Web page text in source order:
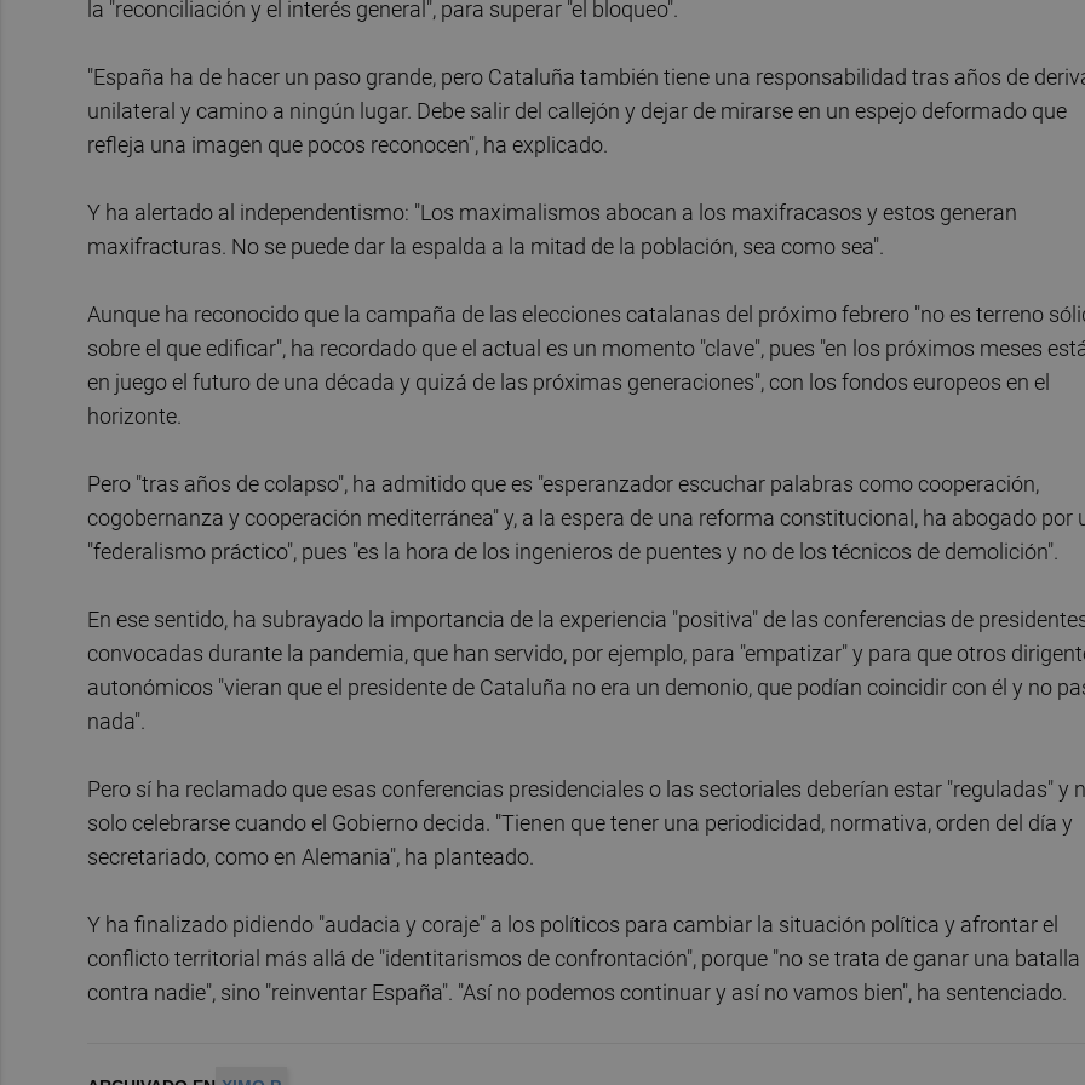
la "reconciliación y el interés general", para superar "el bloqueo".
"España ha de hacer un paso grande, pero Cataluña también tiene una responsabilidad tras años de
unilateral y camino a ningún lugar. Debe salir del callejón y dejar de mirarse en un espejo deformado que
refleja una imagen que pocos reconocen", ha explicado.
Y ha alertado al independentismo: "Los maximalismos abocan a los maxifracasos y estos generan
maxifracturas. No se puede dar la espalda a la mitad de la población, sea como sea".
Aunque ha reconocido que la campaña de las elecciones catalanas del próximo febrero "no es terreno
sobre el que edificar", ha recordado que el actual es un momento "clave", pues "en los próximos meses
en juego el futuro de una década y quizá de las próximas generaciones", con los fondos europeos en el
horizonte.
Pero "tras años de colapso", ha admitido que es "esperanzador escuchar palabras como cooperación,
cogobernanza y cooperación mediterránea" y, a la espera de una reforma constitucional, ha abogado por
"federalismo práctico", pues "es la hora de los ingenieros de puentes y no de los técnicos de demolición".
En ese sentido, ha subrayado la importancia de la experiencia "positiva" de las conferencias de
convocadas durante la pandemia, que han servido, por ejemplo, para "empatizar" y para que otros
autonómicos "vieran que el presidente de Cataluña no era un demonio, que podían coincidir con él y no
nada".
Pero sí ha reclamado que esas conferencias presidenciales o las sectoriales deberían estar "reguladas" y
solo celebrarse cuando el Gobierno decida. "Tienen que tener una periodicidad, normativa, orden del día y
secretariado, como en Alemania", ha planteado.
Y ha finalizado pidiendo "audacia y coraje" a los políticos para cambiar la situación política y afrontar el
conflicto territorial más allá de "identitarismos de confrontación", porque "no se trata de ganar una batalla
contra nadie", sino "reinventar España". "Así no podemos continuar y así no vamos bien", ha sentenciado.